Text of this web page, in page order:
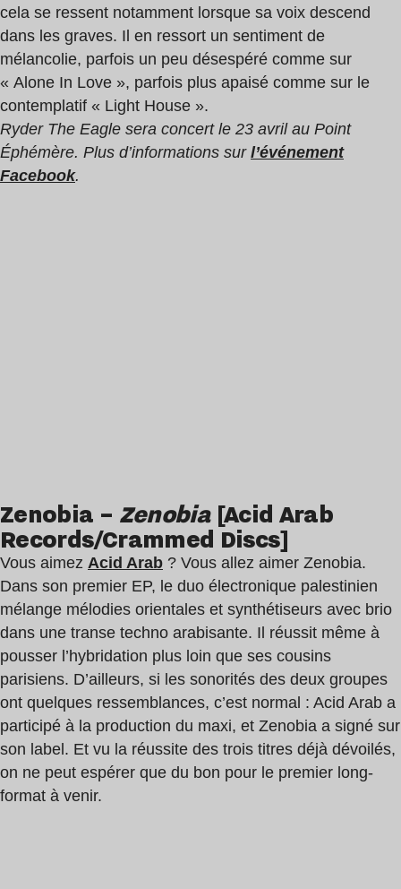
cela se ressent notamment lorsque sa voix descend
dans les graves. Il en ressort un sentiment de
mélancolie, parfois un peu désespéré comme sur
« Alone In Love », parfois plus apaisé comme sur le
contemplatif « Light House ».
Ryder The Eagle sera concert le 23 avril au Point
Éphémère. Plus d’informations sur l’événement
Facebook.
Zenobia – Zenobia[Acid Arab
Records/Crammed Discs]
Vous aimez Acid Arab ? Vous allez aimer Zenobia.
Dans son premier EP, le duo électronique palestinien
mélange mélodies orientales et synthétiseurs avec brio
dans une transe techno arabisante. Il réussit même à
pousser l’hybridation plus loin que ses cousins
parisiens. D’ailleurs, si les sonorités des deux groupes
ont quelques ressemblances, c’est normal : Acid Arab a
participé à la production du maxi, et Zenobia a signé sur
son label. Et vu la réussite des trois titres déjà dévoilés,
on ne peut espérer que du bon pour le premier long-
format à venir.